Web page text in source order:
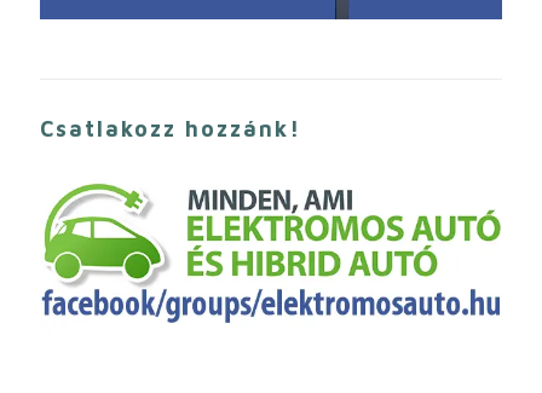
Csatlakozz hozzánk!